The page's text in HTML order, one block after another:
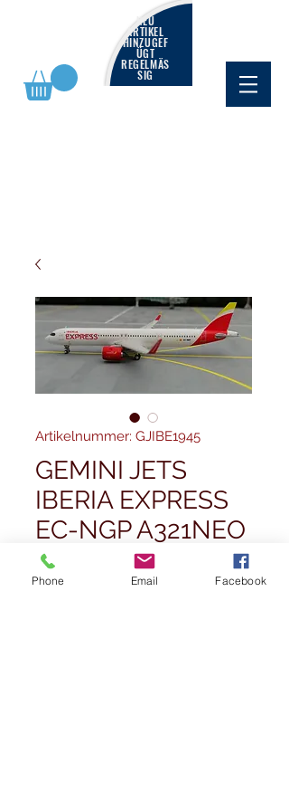
NEU
ARTIKEL
HINZUGEF
ÜGT
REGELMÄS
SIG
Artikelnummer: GJIBE1945
GEMINI JETS
IBERIA EXPRESS
EC-NGP A321NEO
1/400
Phone Email Facebook